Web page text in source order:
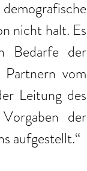
nicht halt. Es
Bedarfe der
Partnern vom
der
aufgestellt.“